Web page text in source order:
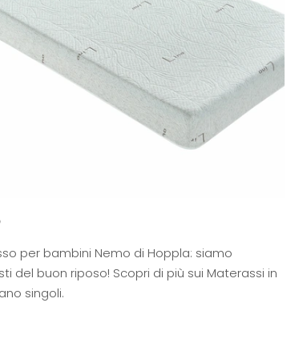
per bambini Nemo di Hoppla: siamo
del buon riposo! Scopri di più sui Materassi in
singoli.